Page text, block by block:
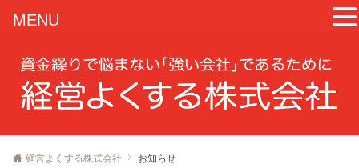
経営よくする株式会社 お知らせ
MENU